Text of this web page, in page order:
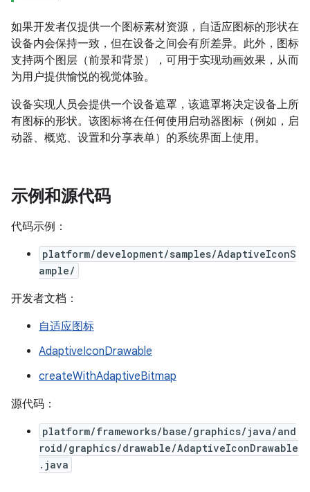
如果开发者仅提供一个图标素材资源，自适应图标的形状在
设备内会保持一致，但在设备之间会有所差异。此外，图标
支持两个图层（前景和背景），可用于实现动画效果，从而
为用户提供愉悦的视觉体验。
设备实现人员会提供一个设备遮罩，该遮罩将决定设备上所
有图标的形状。该图标将在任何使用启动器图标（例如，启
动器、概览、设置和分享表单）的系统界面上使用。
示例和源代码
代码示例：
platform/development/samples/AdaptiveIconS
ample/
开发者文档：
自适应图标
AdaptiveIconDrawable
createWithAdaptiveBitmap
源代码：
platform/frameworks/base/graphics/java/and
roid/graphics/drawable/AdaptiveIconDrawable
.java